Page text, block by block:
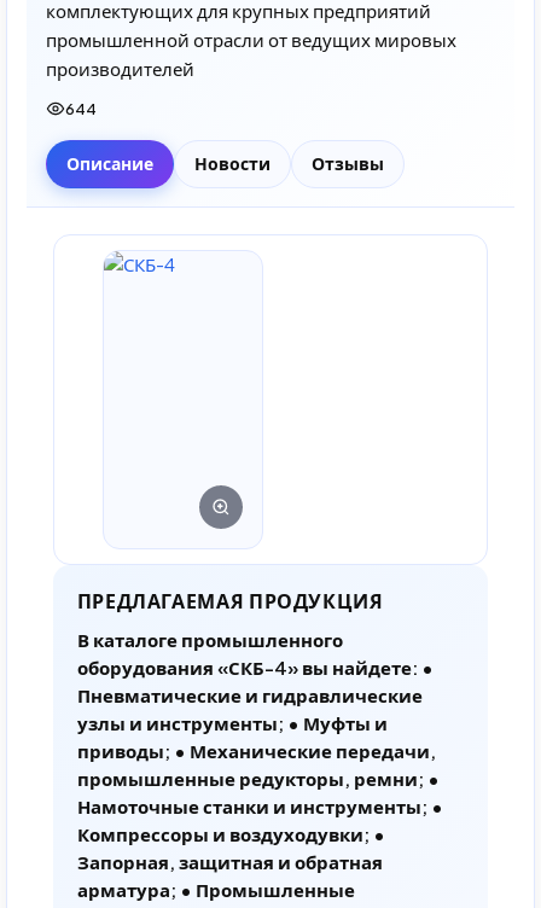
комплектующих для крупных предприятий
промышленной отрасли от ведущих мировых
производителей
644
Описание Новости Отзывы
ПРЕДЛАГАЕМАЯ ПРОДУКЦИЯ
В каталоге промышленного
оборудования «СКБ-4» вы найдете: •
Пневматические и гидравлические
узлы и инструменты; • Муфты и
приводы; • Механические передачи,
промышленные редукторы, ремни; •
Намоточные станки и инструменты; •
Компрессоры и воздуходувки; •
Запорная, защитная и обратная
арматура; • Промышленные